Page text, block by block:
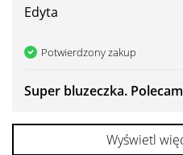
Edyta
Potwierdzony zakup
Super bluzeczka.
Wyświetl